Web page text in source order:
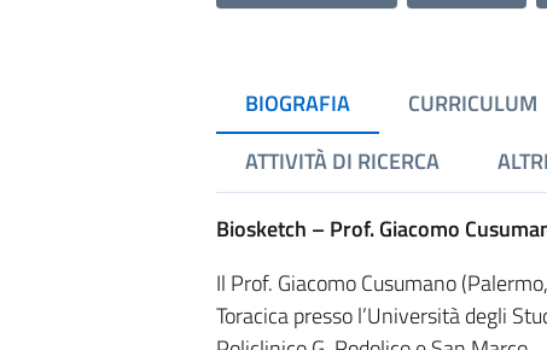
BIOGRAFIA CURRICULUM
ATTIVITÀ DI RICERCA
Biosketch – Prof. Giacomo
Il Prof. Giacomo Cusumano
Toracica presso l’Università degli